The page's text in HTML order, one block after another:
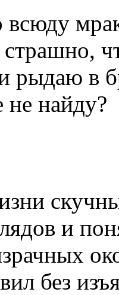
всюду
рыдаю в
не найду?
и
без